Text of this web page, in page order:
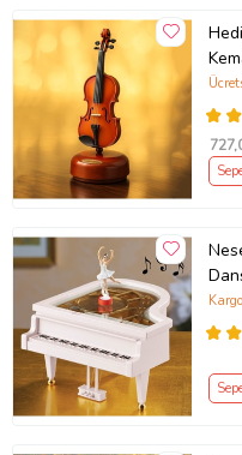
727